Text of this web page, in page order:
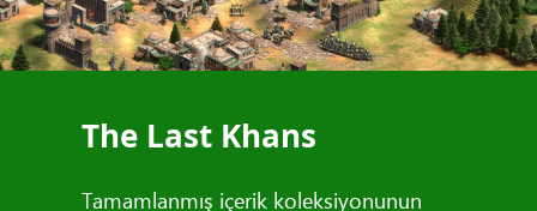
The Last Khans
Tamamlanmış içerik koleksiyonunun